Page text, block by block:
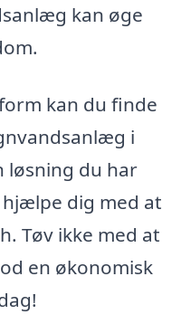
kan øge
kan du finde
i
løsning du har
dig med at
Tøv ikke med at
en økonomisk